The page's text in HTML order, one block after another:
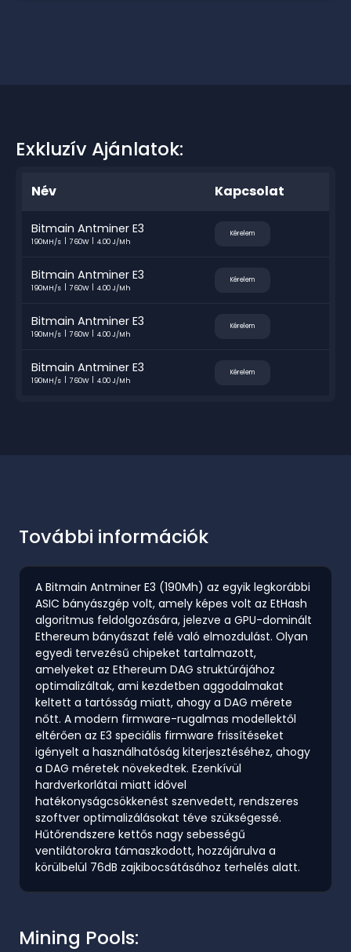
Exkluzív Ajánlatok:
Név Kapcsolat
Bitmain Antminer E3
190MH/s 760W 4.00 J/Mh
Kérelem
Bitmain Antminer E3
190MH/s 760W 4.00 J/Mh
Kérelem
Bitmain Antminer E3
190MH/s 760W 4.00 J/Mh
Kérelem
Bitmain Antminer E3
190MH/s 760W 4.00 J/Mh
Kérelem
További információk
A Bitmain Antminer E3 (190Mh) az egyik legkorábbi
ASIC bányászgép volt, amely képes volt az EtHash
algoritmus feldolgozására, jelezve a GPU-dominált
Ethereum bányászat felé való elmozdulást. Olyan
egyedi tervezésű chipeket tartalmazott,
amelyeket az Ethereum DAG struktúrájához
optimalizáltak, ami kezdetben aggodalmakat
keltett a tartósság miatt, ahogy a DAG mérete
nőtt. A modern firmware-rugalmas modellektől
eltérően az E3 speciális firmware frissítéseket
igényelt a használhatóság kiterjesztéséhez, ahogy
a DAG méretek növekedtek. Ezenkívül
hardverkorlátai miatt idővel
hatékonyságcsökkenést szenvedett, rendszeres
szoftver optimalizálásokat téve szükségessé.
Hűtőrendszere kettős nagy sebességű
ventilátorokra támaszkodott, hozzájárulva a
körülbelül 76dB zajkibocsátásához terhelés alatt.
Mining Pools: